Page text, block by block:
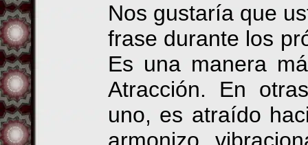
Nos gustaría que
frase durante los
Es una manera
Atracción. En
uno, es atraído